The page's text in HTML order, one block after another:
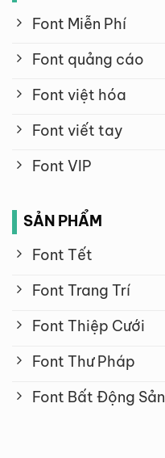
Font Miễn Phí
Font quảng cáo
Font việt hóa
Font viết tay
Font VIP
SẢN PHẨM
Font Tết
Font Trang Trí
Font Thiệp Cưới
Font Thư Pháp
Font Bất Động Sản